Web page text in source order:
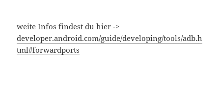
weite Infos findest du hier ->
developer.android.com/guide/developing/tools/adb.h
tml#forwardports